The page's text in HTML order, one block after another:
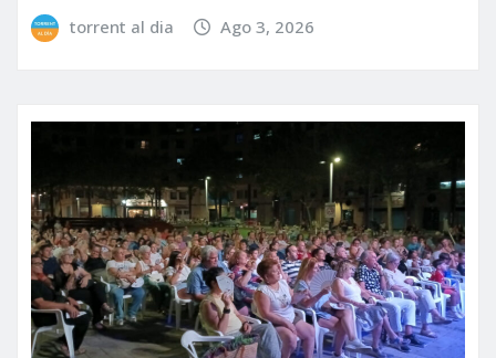
torrent al dia Ago 3, 2026